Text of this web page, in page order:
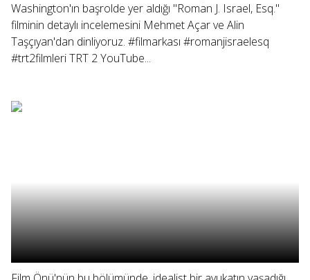
Washington'ın başrolde yer aldığı "Roman J. Israel, Esq."
filminin detaylı incelemesini Mehmet Açar ve Alin
Taşçıyan'dan dinliyoruz. #filmarkası #romanjisraelesq
#trt2filmleri TRT 2 YouTube...